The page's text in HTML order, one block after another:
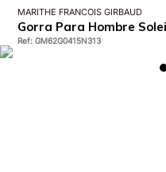
MARITHE FRANCOIS GIRBAUD
Gorra Para Hombre
Ref:GM62G0415N313